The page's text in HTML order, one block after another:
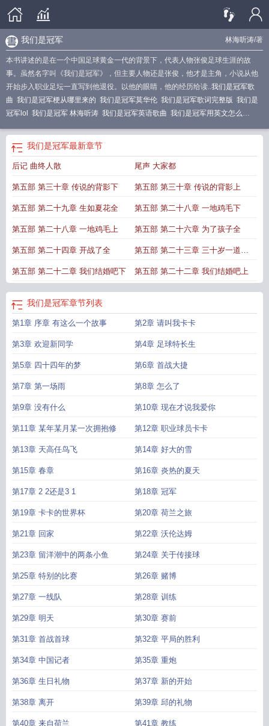
林海听涛/著
我们是冠军
本书讲述的是在一个中国足球黄金一代的背景下，代表人物张俊足球生涯的故
事。虽然名字叫《我们是冠军》，但主要人物还是张俊，他才是主角，小说从他
开始步入职业足坛一直写到他退役。以他的眼睛，他的经历给读..我们是冠军歌
曲 我们是冠军梗从哪里来的 我们是冠军莫华伦 我们是冠军歌词完整版 我们是
冠军lol 我们是冠军 林海听涛 我们是冠军英语歌曲 我们是冠军用英文怎么
冠军翻译成英文
我们是冠军英语翻译
们是冠军用英语怎么说
简谱我们是冠军英文歌 我们是冠军是哪届世界杯我们是冠军翻译
们是冠军我们是冠军英文翻译
我们是冠军最新章节
后记 曲终人散 尾声 大家都
第五部 第三十章 传说的背影下 第五部 第三十章 传说的背影上
第五部 第二十九章 生如夏花全 第五部 第二十八章 一地鸡毛下
第五部 第二十八章 一地鸡毛上 第五部 第二十六章 为了孩子全
第五部 第二十四章 开战了全 第五部 第二十三章 三十岁一道坎
全
第五部 第二十二章 我们结婚吧下 第五部 第二十二章 我们结婚吧上
我们是冠军章节列表
第1章 序章 有这么一个故事 第2章 请叫我卡卡
第3章 欢迎新同学 第4章 足球特长生
第5章 四十四年的梦 第6章 首战大捷
第7章 第一场雨 第8章 怎么了
第9章 没有什么 第10章 现在才说我爱你
第11章 某年某月某一次拥抱修 第12章 职业球员卡卡
第13章 天高任鸟飞 第14章 好大的雪
第15章 春章 第16章 炎热的夏天
第17章 2 2还是3 1 第18章 冠军
第19章 卡卡的世界杯 第20章 荷兰之旅
第21章 回家 第22章 沃伦达姆
第23章 留洋潮中的两条小鱼 第24章 关于传接球
第25章 特别的比赛 第26章 赌博
第27章 一线队 第28章 训练
第29章 明天 第30章 赛前
第31章 首战首球 第32章 平局的胜利
第34章 中国记者 第35章 重炮
第36章 生日礼物 第37章 新的开始
第38章 离开 第39章 邱的礼物
第40章 来自荷兰 第41章 教练